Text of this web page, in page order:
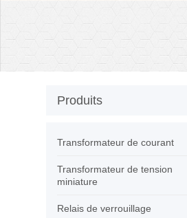
Produits
Transformateur de courant
Transformateur de tension
miniature
Relais de verrouillage